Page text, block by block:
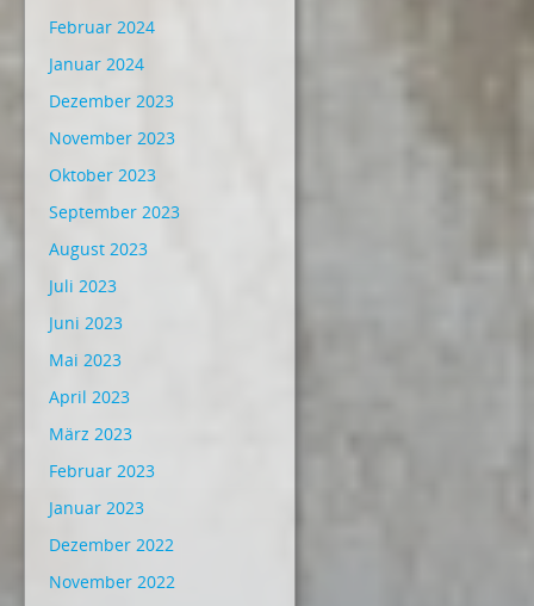
Februar 2024
Januar 2024
Dezember 2023
November 2023
Oktober 2023
September 2023
August 2023
Juli 2023
Juni 2023
Mai 2023
April 2023
März 2023
Februar 2023
Januar 2023
Dezember 2022
November 2022